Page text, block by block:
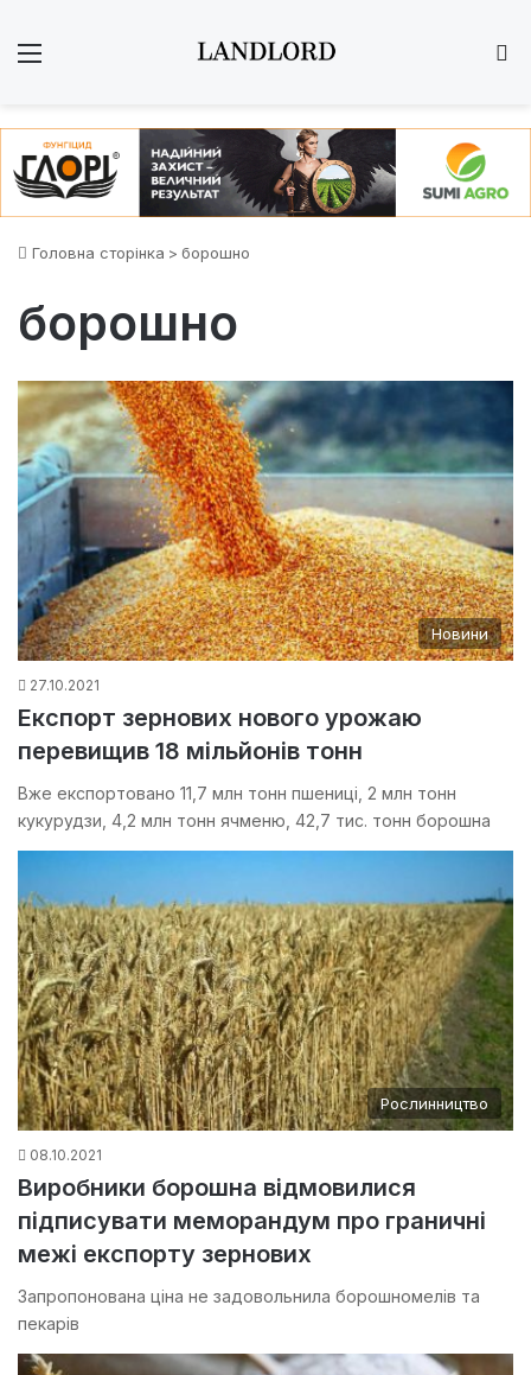
Головна сторінка > борошно
борошно
Новини
27.10.2021
Експорт зернових нового урожаю
перевищив 18 мільйонів тонн
Вже експортовано 11,7 млн тонн пшениці, 2 млн тонн
кукурудзи, 4,2 млн тонн ячменю, 42,7 тис. тонн борошна
Рослинництво
08.10.2021
Виробники борошна відмовилися
підписувати меморандум про граничні
межі експорту зернових
Запропонована ціна не задовольнила борошномелів та
пекарів